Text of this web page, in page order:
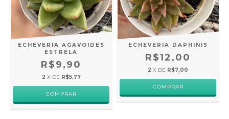
ECHEVERIA AGAVOIDES
ESTRELA
R$9,90
2 X DE R$5,77
ECHEVERIA DAPHINIS
R$12,00
2 X DE R$7,00